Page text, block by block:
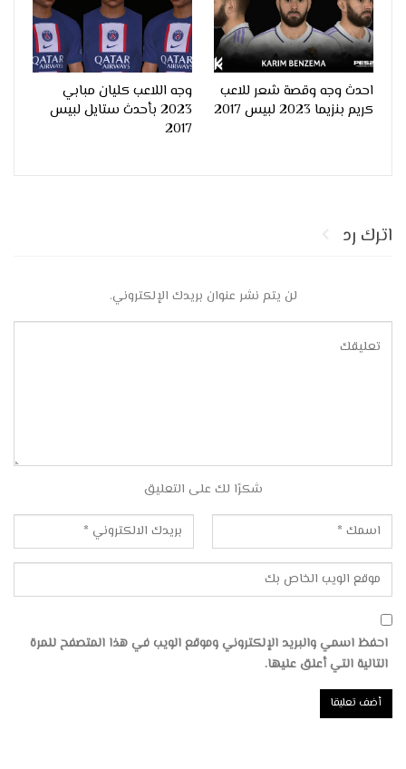
احدث وجه وقصة شعر للاعب
كريم بنزيما 2023 لبيس 2017
وجه اللاعب كليان مبابي
2023 بأحدث ستايل لبيس
2017
اترك رد
لن يتم نشر عنوان بريدك الإلكتروني.
شكرًا لك على التعليق
احفظ اسمي والبريد الإلكتروني وموقع الويب في هذا المتصفح للمرة
التالية التي أعلق عليها.